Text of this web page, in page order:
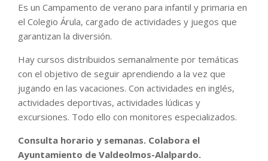
Es un Campamento de verano para infantil y primaria en
el Colegio Árula, cargado de actividades y juegos que
garantizan la diversión.
Hay cursos distribuidos semanalmente por temáticas
con el objetivo de seguir aprendiendo a la vez que
jugando en las vacaciones. Con actividades en inglés,
actividades deportivas, actividades lúdicas y
excursiones. Todo ello con monitores especializados.
Consulta horario y semanas. Colabora el
Ayuntamiento de Valdeolmos-Alalpardo.